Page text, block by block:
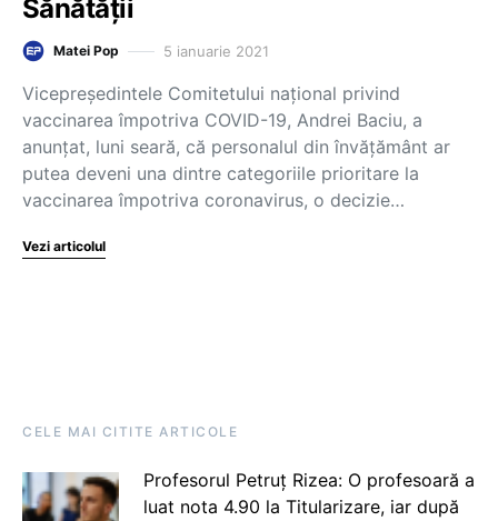
Sănătății
Matei Pop 5 ianuarie 2021
Vicepreşedintele Comitetului naţional privind
vaccinarea împotriva COVID-19, Andrei Baciu, a
anunţat, luni seară, că personalul din învăţământ ar
putea deveni una dintre categoriile prioritare la
vaccinarea împotriva coronavirus, o decizie…
Vezi articolul
CELE MAI CITITE ARTICOLE
Profesorul Petruț Rizea: O profesoară a
luat nota 4.90 la Titularizare, iar după